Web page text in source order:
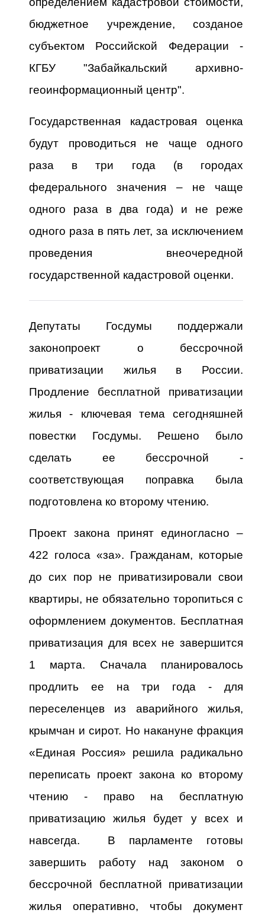
бюджетное учреждение, созданое
субъектом Российской Федерации -
КГБУ "Забайкальский архивно-
геоинформационный центр".
Государственная кадастровая оценка
будут проводиться не чаще одного
раза в три года (в городах
федерального значения – не чаще
одного раза в два года) и не реже
одного раза в пять лет, за исключением
проведения внеочередной
государственной кадастровой оценки.
Депутаты Госдумы поддержали
законопроект о бессрочной
приватизации жилья в России.
Продление бесплатной приватизации
жилья - ключевая тема сегодняшней
повестки Госдумы. Решено было
сделать ее бессрочной -
соответствующая поправка была
подготовлена ко второму чтению.
Проект закона принят единогласно –
422 голоса «за». Гражданам, которые
до сих пор не приватизировали свои
квартиры, не обязательно торопиться с
оформлением документов. Бесплатная
приватизация для всех не завершится
1 марта. Сначала планировалось
продлить ее на три года - для
переселенцев из аварийного жилья,
крымчан и сирот. Но накануне фракция
«Единая Россия» решила радикально
переписать проект закона ко второму
чтению - право на бесплатную
приватизацию жилья будет у всех и
навсегда.
В парламенте готовы
завершить работу над законом о
бессрочной бесплатной приватизации
жилья оперативно, чтобы документ